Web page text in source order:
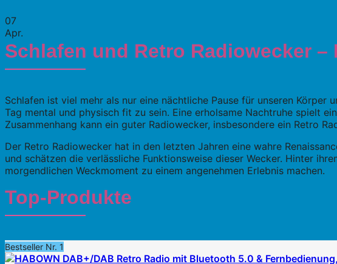
07
Apr.
Schlafen und Retro Radiowecker
Schlafen ist viel mehr als nur eine nächtliche Pause für unseren
Tag mental und physisch fit zu sein. Eine erholsame Nachtruhe spielt
Zusammenhang kann ein guter Radiowecker, insbesondere ein Retro
Der Retro Radiowecker hat in den letzten Jahren eine wahre
und schätzen die verlässliche Funktionsweise dieser Wecker. Hinter
morgendlichen Weckmoment zu einem angenehmen Erlebnis machen.
Top-Produkte
Bestseller Nr. 1